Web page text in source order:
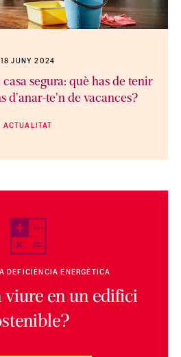
18 JUNY 2024
segura: què has de tenir
d'anar-te'n de vacances?
ACTUALITAT
DEFICIÈNCIA ENERGÈTICA
viure en un edifici